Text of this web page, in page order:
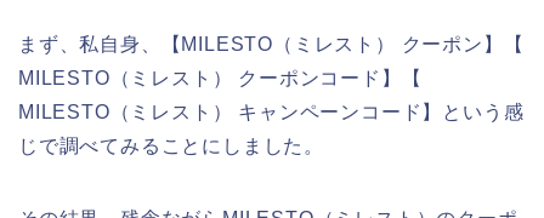
まず、私自身、【MILESTO（ミレスト） クーポン】【
MILESTO（ミレスト） クーポンコード】【
MILESTO（ミレスト） キャンペーンコード】という感
じで調べてみることにしました。